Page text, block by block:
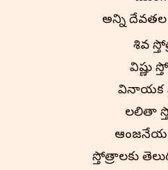
అన్ని దేవతల
శివ
విష్ణు
వినాయక
లలితా
ఆంజనేయ
స్తోత్రాలకు